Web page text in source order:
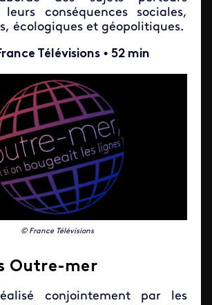
conséquences sociales,
écologiques et géopolitiques.
Télévisions • 52 min
© France Télévisions
Outre-mer
conjointement par les